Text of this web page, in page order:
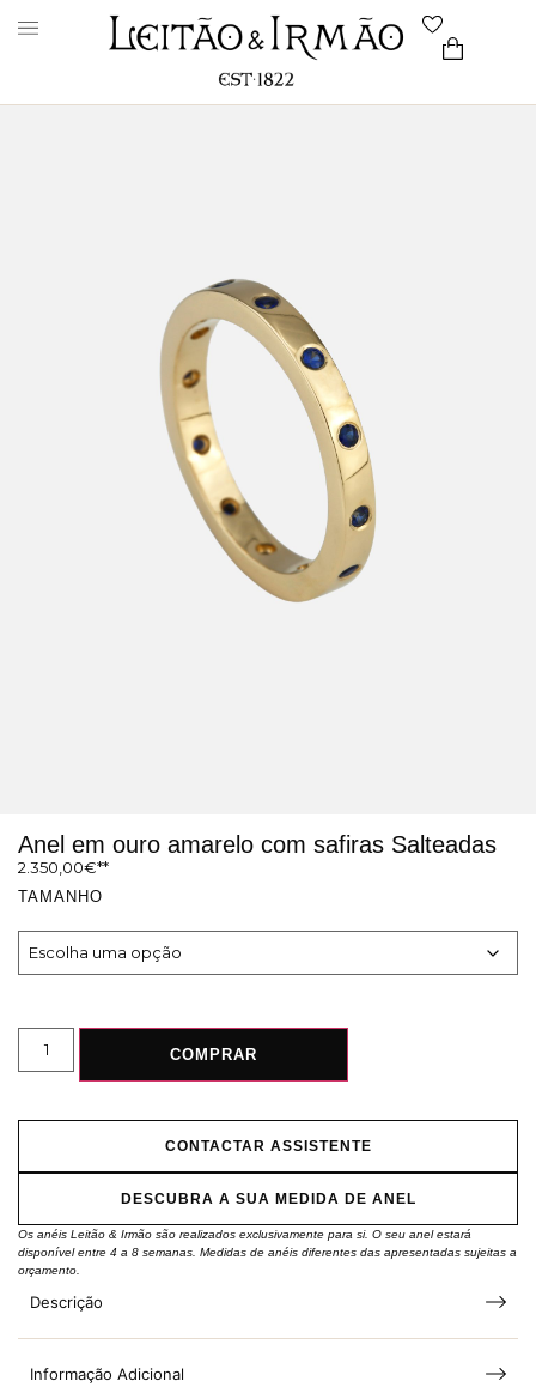
Anel em ouro amarelo com safiras Salteadas
2.350,00€
TAMANHO
COMPRAR
CONTACTAR ASSISTENTE
DESCUBRA A SUA MEDIDA DE ANEL
Os anéis Leitão & Irmão são realizados exclusivamente para si. O seu anel estará
disponível entre 4 a 8 semanas. Medidas de anéis diferentes das apresentadas sujeitas a
orçamento.
Descrição
Informação Adicional